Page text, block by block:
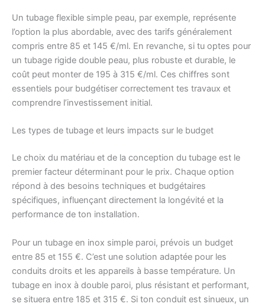
Un tubage flexible simple peau, par exemple, représente
l’option la plus abordable, avec des tarifs généralement
compris entre 85 et 145 €/ml. En revanche, si tu optes pour
un tubage rigide double peau, plus robuste et durable, le
coût peut monter de 195 à 315 €/ml. Ces chiffres sont
essentiels pour budgétiser correctement tes travaux et
comprendre l’investissement initial.
Les types de tubage et leurs impacts sur le budget
Le choix du matériau et de la conception du tubage est le
premier facteur déterminant pour le prix. Chaque option
répond à des besoins techniques et budgétaires
spécifiques, influençant directement la longévité et la
performance de ton installation.
Pour un tubage en inox simple paroi, prévois un budget
entre 85 et 155 €. C’est une solution adaptée pour les
conduits droits et les appareils à basse température. Un
tubage en inox à double paroi, plus résistant et performant,
se situera entre 185 et 315 €. Si ton conduit est sinueux, un